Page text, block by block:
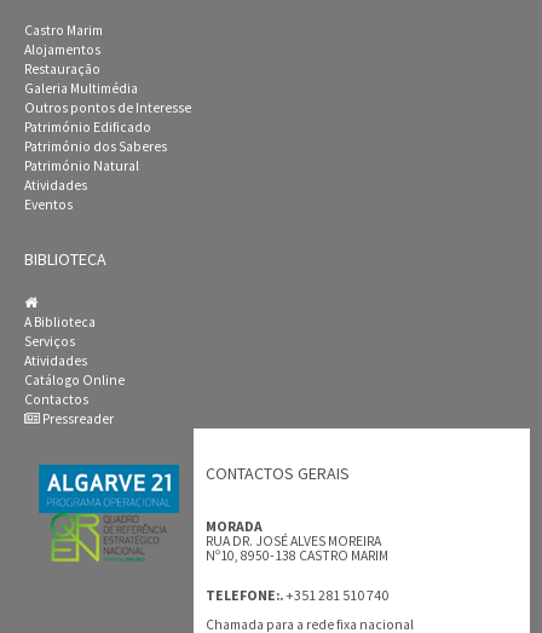
Castro Marim
Alojamentos
Restauração
Galeria Multimédia
Outros pontos de Interesse
Património Edificado
Património dos Saberes
Património Natural
Atividades
Eventos
BIBLIOTECA
A Biblioteca
Serviços
Atividades
Catálogo Online
Contactos
Pressreader
CONTACTOS GERAIS
MORADA
RUA DR. JOSÉ ALVES MOREIRA
Nº10, 8950-138 CASTRO MARIM
TELEFONE:.+351 281 510 740
Chamada para a rede fixa nacional